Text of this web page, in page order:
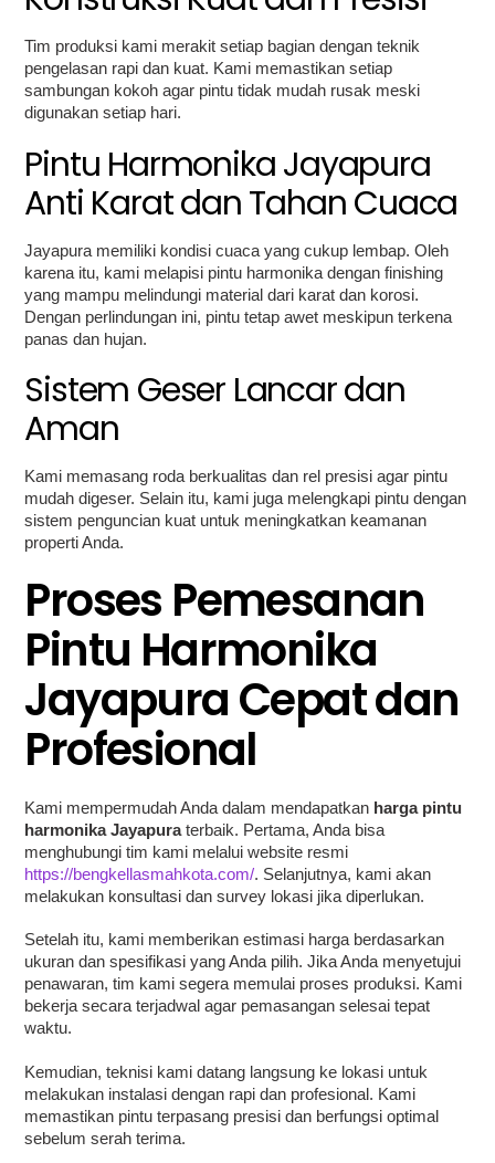
Tim produksi kami merakit setiap bagian dengan teknik
pengelasan rapi dan kuat. Kami memastikan setiap
sambungan kokoh agar pintu tidak mudah rusak meski
digunakan setiap hari.
Pintu Harmonika Jayapura
Anti Karat dan Tahan Cuaca
Jayapura memiliki kondisi cuaca yang cukup lembap. Oleh
karena itu, kami melapisi pintu harmonika dengan finishing
yang mampu melindungi material dari karat dan korosi.
Dengan perlindungan ini, pintu tetap awet meskipun terkena
panas dan hujan.
Sistem Geser Lancar dan
Aman
Kami memasang roda berkualitas dan rel presisi agar pintu
mudah digeser. Selain itu, kami juga melengkapi pintu dengan
sistem penguncian kuat untuk meningkatkan keamanan
properti Anda.
Proses Pemesanan
Pintu Harmonika
Jayapura Cepat dan
Profesional
Kami mempermudah Anda dalam mendapatkan harga pintu
harmonika Jayapuraterbaik. Pertama, Anda bisa
menghubungi tim kami melalui website resmi
https://bengkellasmahkota.com/. Selanjutnya, kami akan
melakukan konsultasi dan survey lokasi jika diperlukan.
Setelah itu, kami memberikan estimasi harga berdasarkan
ukuran dan spesifikasi yang Anda pilih. Jika Anda menyetujui
penawaran, tim kami segera memulai proses produksi. Kami
bekerja secara terjadwal agar pemasangan selesai tepat
waktu.
Kemudian, teknisi kami datang langsung ke lokasi untuk
melakukan instalasi dengan rapi dan profesional. Kami
memastikan pintu terpasang presisi dan berfungsi optimal
sebelum serah terima.